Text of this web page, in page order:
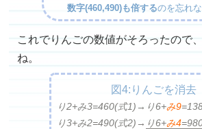
数字(460,490)も倍するのを忘れ
これでりんごの数値がそろったので
ね。
図4:りんごを消去
り2+み3=460(式1)→り6+み9=
り3+み2=490(式2)→ り6+み4=